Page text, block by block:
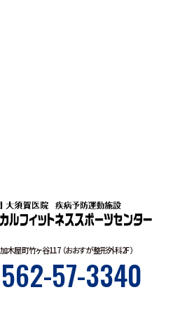
木屋町竹ヶ谷117 （おおすが整形外科2F）
57-3340